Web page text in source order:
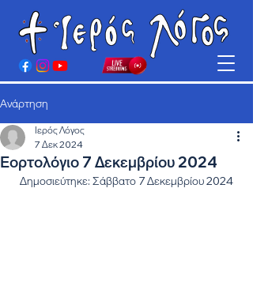
Ανάρτηση
Εορτολόγιο 7 Δεκεμβρίου 2024
Ιερός Λόγος
7 Δεκ 2024
Δημοσιεύτηκε: Σάββατο 7 Δεκεμβρίου 2024